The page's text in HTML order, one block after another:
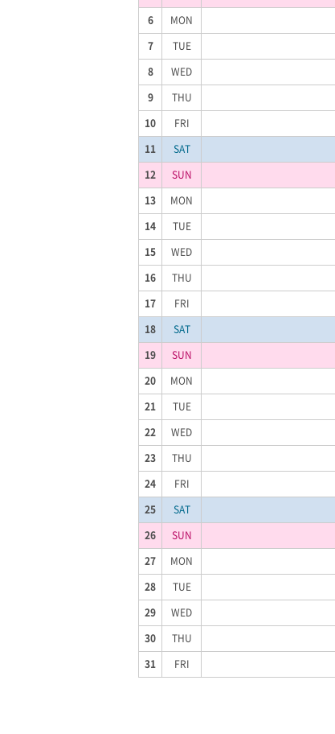
6 MON
7 TUE
8 WED
9 THU
10 FRI
11 SAT
12 SUN
13 MON
14 TUE
15 WED
16 THU
17 FRI
18 SAT
19 SUN
20 MON
21 TUE
22 WED
23 THU
24 FRI
25 SAT
26 SUN
27 MON
28 TUE
29 WED
30 THU
31 FRI